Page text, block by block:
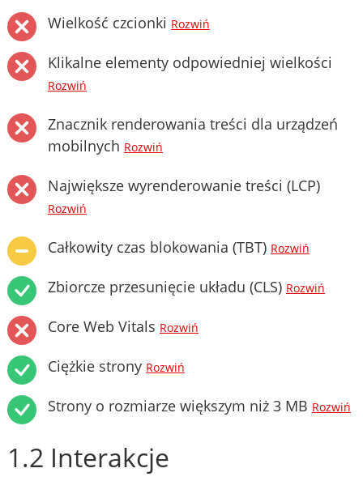
Wielkość czcionki Rozwiń
Klikalne elementy odpowiedniej wielkości
Rozwiń
Znacznik renderowania treści dla urządzeń
mobilnych Rozwiń
Największe wyrenderowanie treści (LCP)
Rozwiń
Całkowity czas blokowania (TBT) Rozwiń
Zbiorcze przesunięcie układu (CLS) Rozwiń
Core Web Vitals Rozwiń
Ciężkie strony Rozwiń
Strony o rozmiarze większym niż 3 MB Rozwiń
1.2 Interakcje